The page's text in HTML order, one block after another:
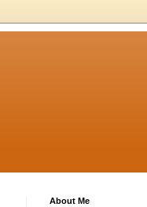
About Me